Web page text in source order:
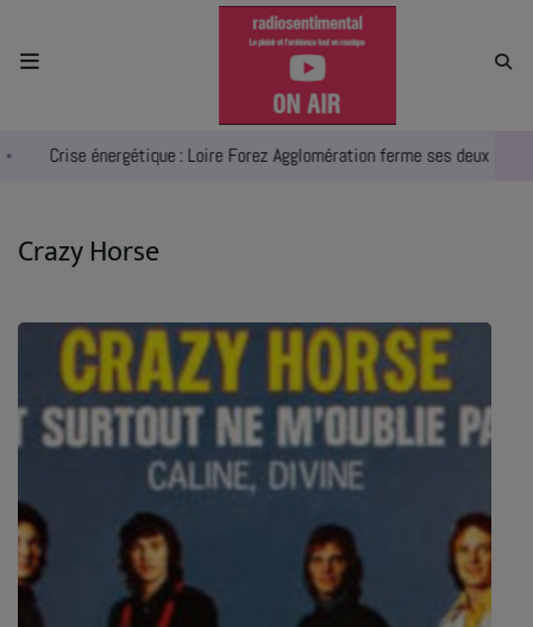
Crise énergétique : Loire Forez Agglomération ferme ses deux piscines
ACTUALITÉS
AGENDA
EMISSIONS
EQUIPES
INFO CONCERT
SPORT
PUBLICITÉS
Crazy Horse